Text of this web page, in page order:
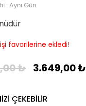
: Aynı Gün
favorilerine ekledi!
₺ 3.649,00 ₺
ÇEKEBILIR